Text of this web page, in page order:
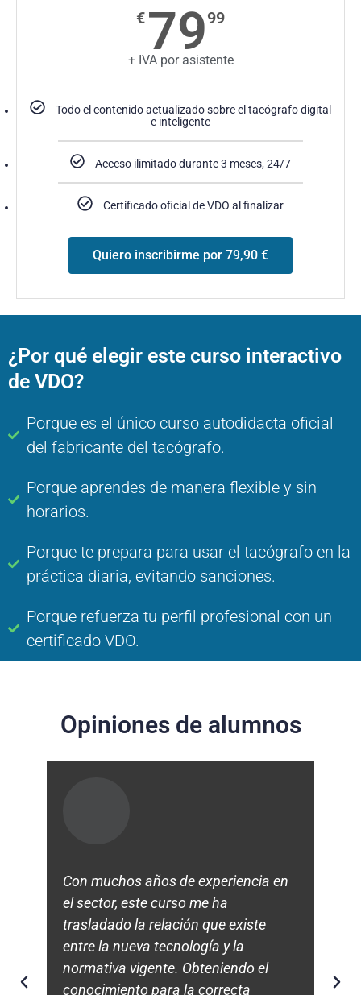
€ 7999
+ IVA por asistente
Todo el contenido actualizado sobre el tacógrafo digital
e inteligente
Acceso ilimitado durante 3 meses, 24/7
Certificado oficial de VDO al finalizar
Quiero inscribirme por 79,90 €
¿Por qué elegir este curso interactivo
de VDO?
Porque es el único curso autodidacta oficial
del fabricante del tacógrafo.
Porque aprendes de manera flexible y sin
horarios.
Porque te prepara para usar el tacógrafo en la
práctica diaria, evitando sanciones.
Porque refuerza tu perfil profesional con un
certificado VDO.
Opiniones de alumnos
Con muchos años de experiencia en
el sector, este curso me ha
trasladado la relación que existe
entre la nueva tecnología y la
normativa vigente. Obteniendo el
conocimiento para la correcta